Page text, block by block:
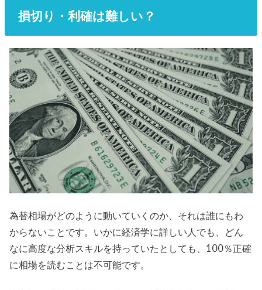
損切り・利確は難しい？
為替相場がどのように動いていくのか、それは誰にもわ
からないことです。いかに経済学に詳しい人でも、どん
なに高度な分析スキルを持っていたとしても、100％正確
に相場を読むことは不可能です。